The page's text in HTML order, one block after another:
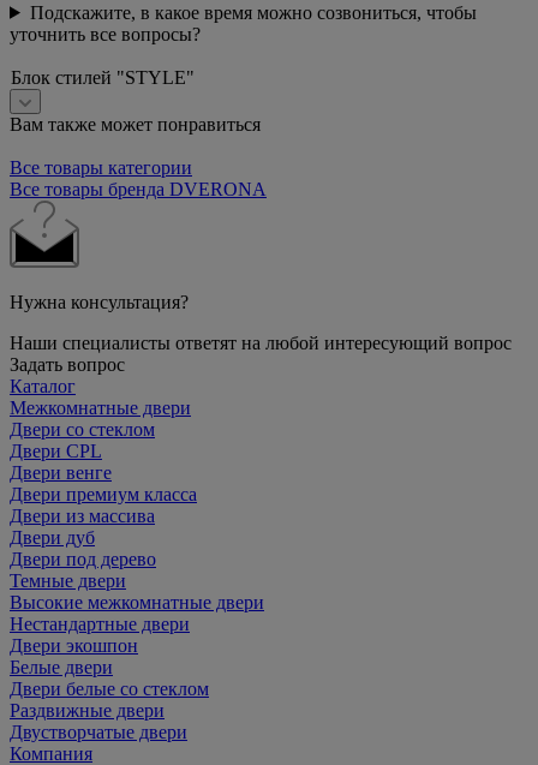
Подскажите, в какое время можно созвониться, чтобы
уточнить все вопросы?
Блок стилей "STYLE"
Вам также может понравиться
Все товары категории
Все товары бренда DVERONA
Нужна консультация?
Наши специалисты ответят на любой интересующий вопрос
Задать вопрос
Каталог
Межкомнатные двери
Двери со стеклом
Двери CPL
Двери венге
Двери премиум класса
Двери из массива
Двери дуб
Двери под дерево
Темные двери
Высокие межкомнатные двери
Нестандартные двери
Двери экошпон
Белые двери
Двери белые со стеклом
Раздвижные двери
Двустворчатые двери
Компания